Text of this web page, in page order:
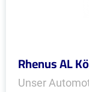
Rhenus AL
Unser